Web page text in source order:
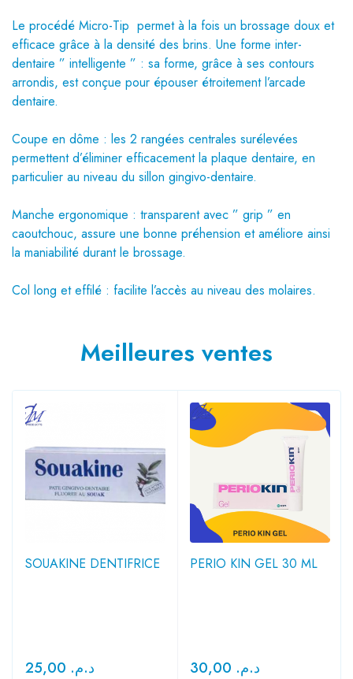
Le procédé Micro-Tip permet à la fois un brossage doux et
efficace grâce à la densité des brins. Une forme inter-
dentaire ” intelligente ” : sa forme, grâce à ses contours
arrondis, est conçue pour épouser étroitement l’arcade
dentaire.
Coupe en dôme : les 2 rangées centrales surélevées
permettent d’éliminer efficacement la plaque dentaire, en
particulier au niveau du sillon gingivo-dentaire.
Manche ergonomique : transparent avec ” grip ” en
caoutchouc, assure une bonne préhension et améliore ainsi
la maniabilité durant le brossage.
Col long et effilé : facilite l’accès au niveau des molaires.
Meilleures ventes
SOUAKINE DENTIFRICE
د.م.
PERIO KIN GEL 30 ML
د.م.